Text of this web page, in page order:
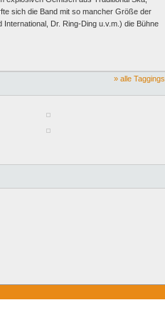
sich die Band mit so mancher Größe der
Dr. Ring-Ding u.v.m.) die Bühne
» alle Taggings